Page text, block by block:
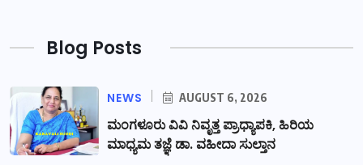
Blog Posts
NEWS AUGUST 6, 2026
ಮಂಗಳೂರು ವಿವಿ ನಿವೃತ್ತ ಪ್ರಾಧ್ಯಾಪಕಿ, ಹಿರಿಯ
ಮಾಧ್ಯಮ ತಜ್ಞೆ ಡಾ. ವಹೀದಾ ಸುಲ್ತಾನ